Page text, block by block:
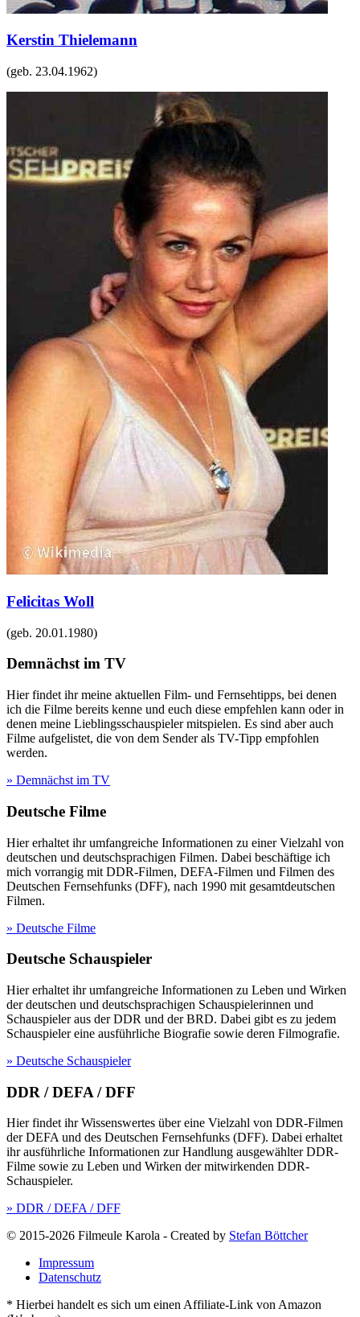
Kerstin Thielemann
(geb. 23.04.1962)
Felicitas Woll
(geb. 20.01.1980)
Demnächst im TV
Hier findet ihr meine aktuellen Film- und Fernsehtipps, bei denen
ich die Filme bereits kenne und euch diese empfehlen kann oder in
denen meine Lieblingsschauspieler mitspielen. Es sind aber auch
Filme aufgelistet, die von dem Sender als TV-Tipp empfohlen
werden.
» Demnächst im TV
Deutsche Filme
Hier erhaltet ihr umfangreiche Informationen zu einer Vielzahl von
deutschen und deutschsprachigen Filmen. Dabei beschäftige ich
mich vorrangig mit DDR-Filmen, DEFA-Filmen und Filmen des
Deutschen Fernsehfunks (DFF), nach 1990 mit gesamtdeutschen
Filmen.
» Deutsche Filme
Deutsche Schauspieler
Hier erhaltet ihr umfangreiche Informationen zu Leben und Wirken
der deutschen und deutschsprachigen Schauspielerinnen und
Schauspieler aus der DDR und der BRD. Dabei gibt es zu jedem
Schauspieler eine ausführliche Biografie sowie deren Filmografie.
» Deutsche Schauspieler
DDR / DEFA / DFF
Hier findet ihr Wissenswertes über eine Vielzahl von DDR-Filmen
der DEFA und des Deutschen Fernsehfunks (DFF). Dabei erhaltet
ihr ausführliche Informationen zur Handlung ausgewählter DDR-
Filme sowie zu Leben und Wirken der mitwirkenden DDR-
Schauspieler.
» DDR / DEFA / DFF
© 2015-2026 Filmeule Karola - Created by Stefan Böttcher
Impressum
Datenschutz
* Hierbei handelt es sich um einen Affiliate-Link von Amazon